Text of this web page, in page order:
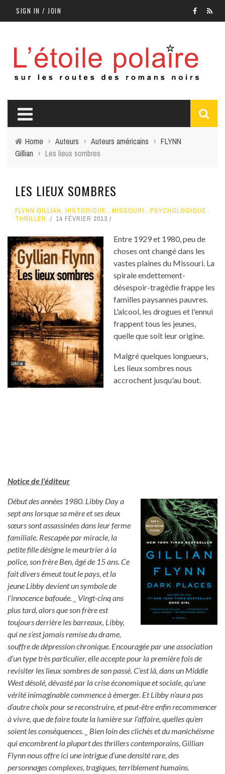
SIGN IN / JOIN
Home › Auteurs › Auteurs américains › FLYNN
Gillian › Les lieux sombres
LES LIEUX SOMBRES
FLYNN GILLIAN, HISTORIQUE , MISSOURI , PSYCHOLOGIQUE ,
THRILLER
14 FÉVRIER 2013
Entre 1929 et 1980, peu de
choses ont changé dans les
vastes plaines du Missouri. La
spirale endettement-
désespoir-tragédie frappe les
familles paysannes pauvres.
L'alcool, les drogues et l'ennui
frappent tous les jeunes,
quelle que soit leur origine.
Malgré quelques longueurs,
Les lieux sombres nous
accrochent jusqu'au bout.
Notice de l'éditeur
Début des années 1980. Libby Day a
sept ans lorsque sa mère et ses deux
sœurs sont assassinées dans leur ferme
familiale. Rescapée par miracle, la
petite fille désigne le meurtrier à la
police, son frère Ben, âgé de 15 ans. Ce
fait divers émeut tout le pays, et la
jeune Libby devient un symbole de
l’innocence bafouée. _ Vingt-cinq ans
plus tard, alors que son frère est
toujours derrière les barreaux, Libby,
qui ne s’est jamais remise du drame,
souffre de dépression chronique. Encouragée par une association
d’un type très particulier, elle accepte pour la première fois de
revisiter les lieux sombres de son passé. C’est là, dans un Middle
West désolé, dévasté par la crise économique et sociale, qu’une
vérité inimaginable commence à émerger. Et Libby n’aura pas
d’autre choix pour se reconstruire, et peut-être enfin recommencer
à vivre, que de faire toute la lumière sur l’affaire, quelles qu’en
soient les conséquences. _ Bien loin des clichés et du manichéisme
qui encombrent la plupart des thrillers contemporains, Gillian
Flynn nous offre ici une intrigue d’une densité rare, des
personnages complexes, tragiques, terriblement humains.